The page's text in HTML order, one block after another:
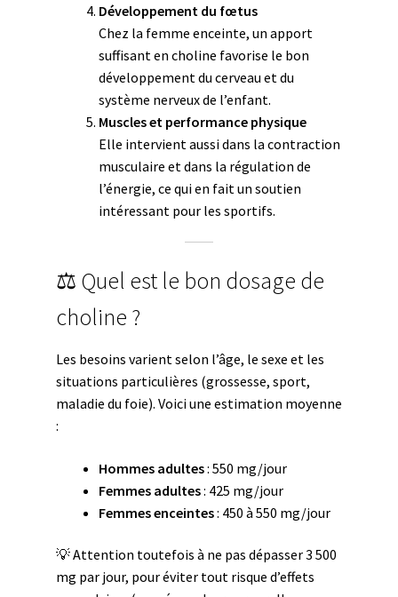
Développement du fœtus
Chez la femme enceinte, un apport
suffisant en choline favorise le bon
développement du cerveau et du
système nerveux de l’enfant.
Muscles et performance physique
Elle intervient aussi dans la contraction
musculaire et dans la régulation de
l’énergie, ce qui en fait un soutien
intéressant pour les sportifs.
⚖️ Quel est le bon dosage de
choline ?
Les besoins varient selon l’âge, le sexe et les
situations particulières (grossesse, sport,
maladie du foie). Voici une estimation moyenne
:
Hommes adultes: 550 mg/jour
Femmes adultes: 425 mg/jour
Femmes enceintes: 450 à 550 mg/jour
💡 Attention toutefois à ne pas dépasser 3 500
mg par jour, pour éviter tout risque d’effets